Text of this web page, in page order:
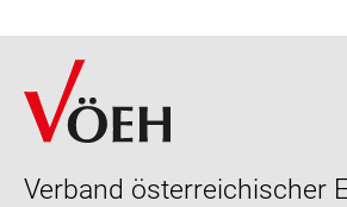
Verband österreichischer